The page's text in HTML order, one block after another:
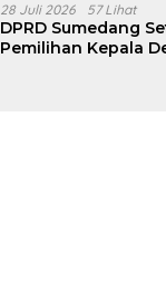
28 Juli 2026 57 Lihat
DPRD Sumedang
Pemilihan Kepala